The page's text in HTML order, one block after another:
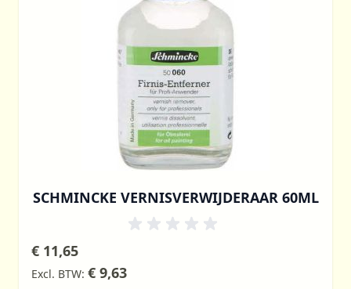
SCHMINCKE VERNISVERWIJDERAAR 60ML
€ 11,65
€ 9,63